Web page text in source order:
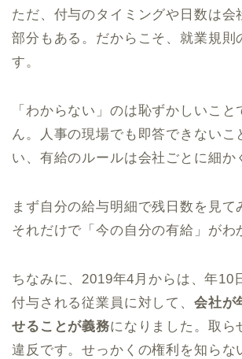
ただ、付与のタイミングや日数は会
部分もある。だからこそ、就業規則
す。
「わからない」のは恥ずかしいこ
ん。人事の現場でも即答できないこ
い、有給のルールは会社ごとに細か
まず自分の給与明細で残日数を見て
それだけで「今の自分の有給」がわ
ちなみに、2019年4月からは、年10
付与される従業員に対して、 会社が
せることが義務になりました。取ら
違反です。せっかくの権利を知らな